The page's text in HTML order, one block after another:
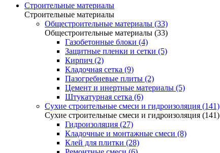
Строительные материалы
Строительные материалы
Общестроительные материалы (33)
Общестроительные материалы (33)
Газобетонные блоки (4)
Защитные пленки и сетки (5)
Кирпич (2)
Кладочная сетка (9)
Пазогребневые плиты (2)
Цемент и инертные материалы (5)
Штукатурная сетка (6)
Сухие строительные смеси и гидроизоляция (141)
Сухие строительные смеси и гидроизоляция (141)
Гидроизоляция (27)
Кладочные и монтажные смеси (8)
Клей для плитки (28)